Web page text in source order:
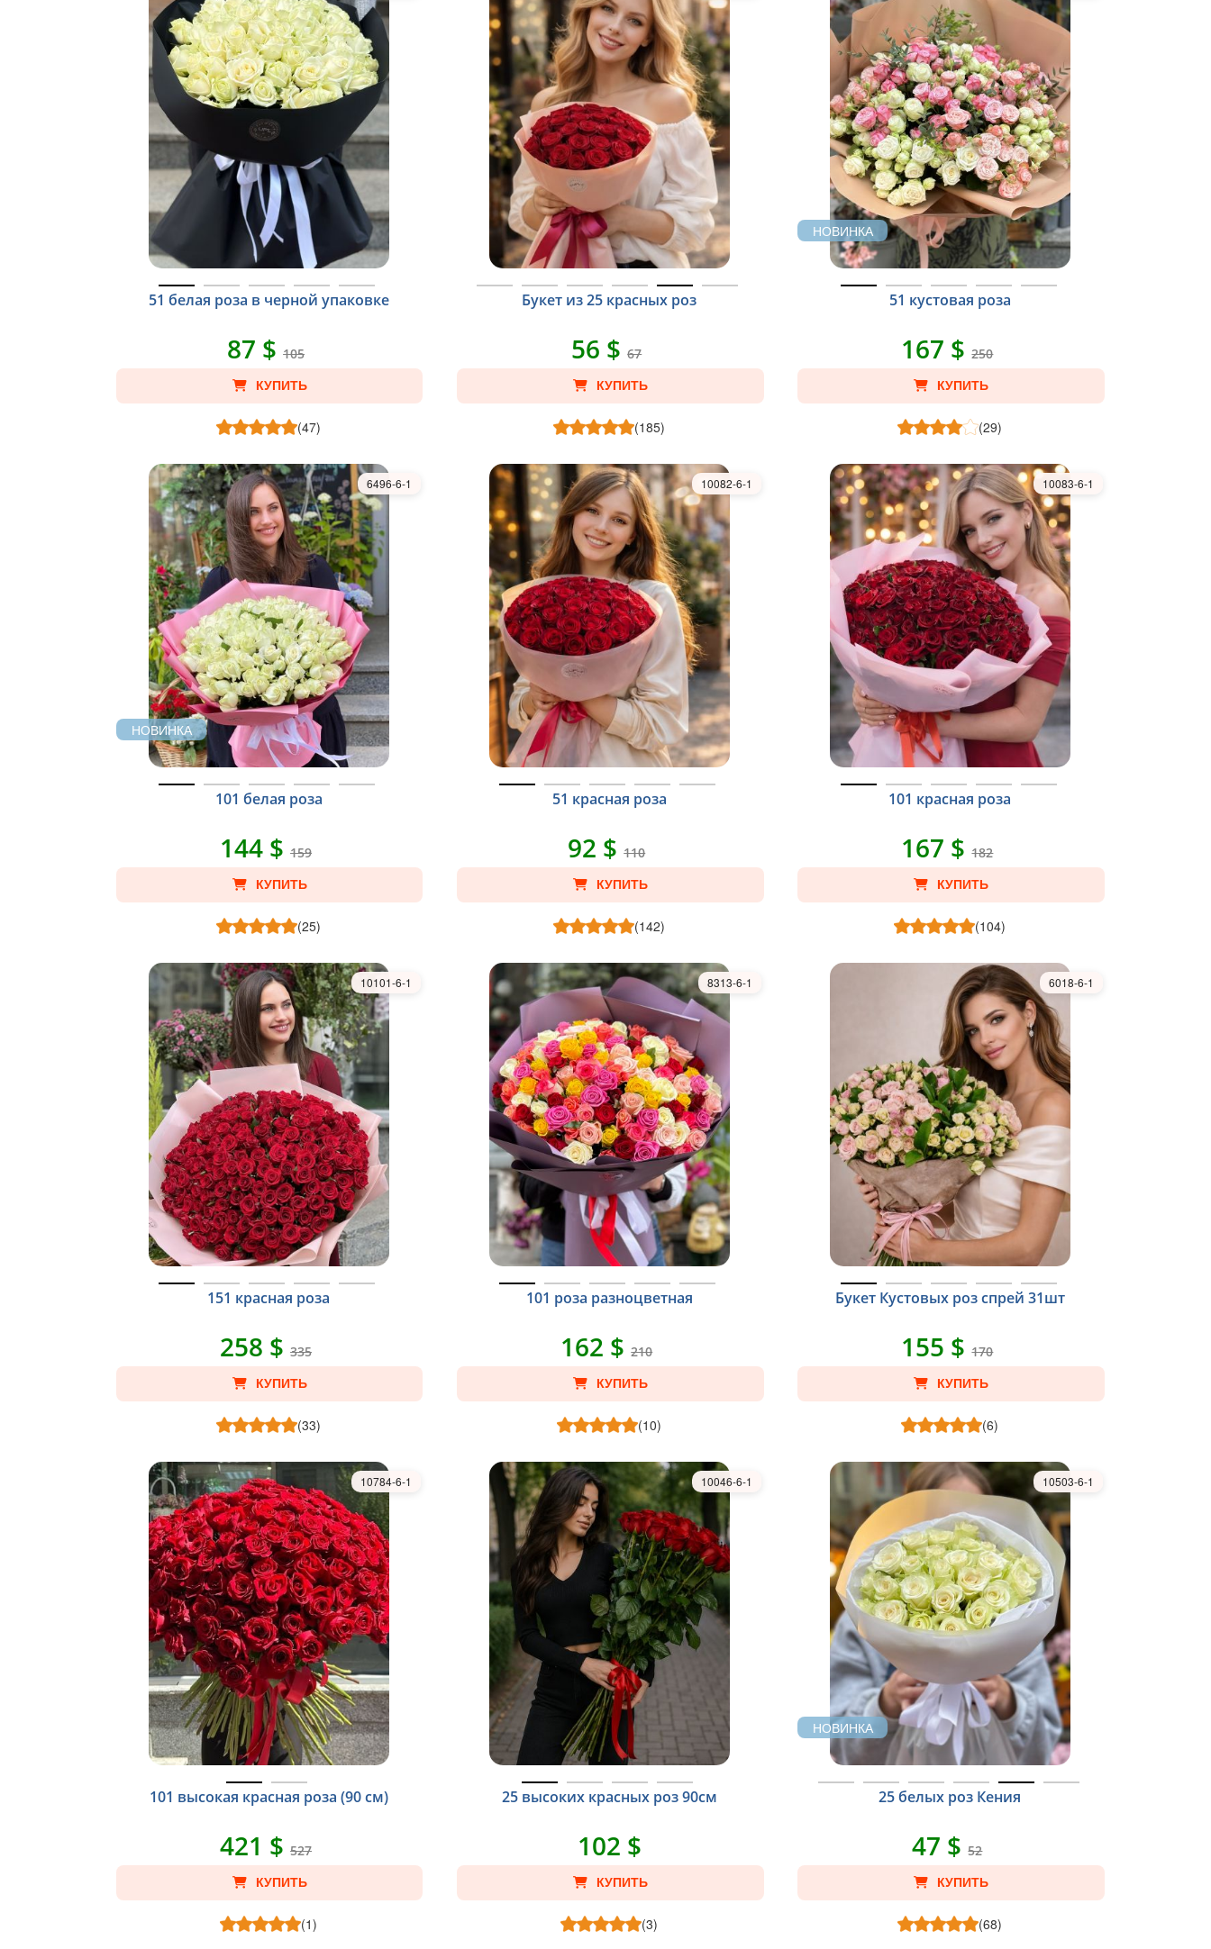
51 белая роза в черной упаковке
87 $105
КУПИТЬ
(47)
Букет из 25 красных роз
56 $67
КУПИТЬ
(185)
НОВИНКА
51 кустовая роза
167 $250
КУПИТЬ
(29)
НОВИНКА
101 белая роза
6496-6-1
144 $159
КУПИТЬ
(25)
51 красная роза
10082-6-1
92 $110
КУПИТЬ
(142)
101 красная роза
10083-6-1
167 $182
КУПИТЬ
(104)
151 красная роза
10101-6-1
258 $335
КУПИТЬ
(33)
101 роза разноцветная
8313-6-1
162 $210
КУПИТЬ
(10)
Букет Кустовых роз спрей 31шт
6018-6-1
155 $170
КУПИТЬ
(6)
101 высокая красная роза (90 см)
10784-6-1
421 $527
КУПИТЬ
(1)
25 высоких красных роз 90см
10046-6-1
102 $
КУПИТЬ
(3)
НОВИНКА
25 белых роз Кения
10503-6-1
47 $52
КУПИТЬ
(68)